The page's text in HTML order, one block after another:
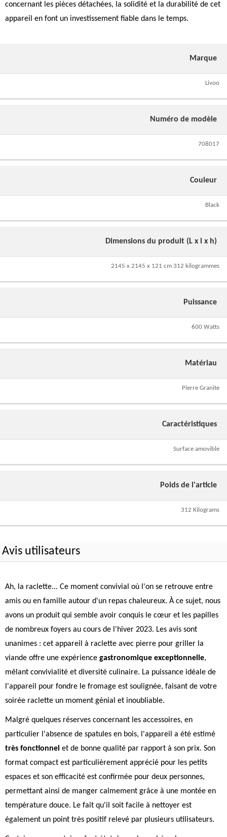
concernant les pièces détachées, la solidité et la durabilité de cet
appareil en font un investissement fiable dans le temps.
Marque
Livoo
Numéro de modèle
708017
Couleur
Black
Dimensions du produit (L x l x h)
2145 x 2145 x 121 cm 312 kilogrammes
Puissance
600 Watts
Matériau
Pierre Granite
Caractéristiques
Surface amovible
Poids de l'article
312 Kilograms
Avis utilisateurs
Ah, la raclette... Ce moment convivial où l'on se retrouve entre
amis ou en famille autour d'un repas chaleureux. À ce sujet, nous
avons un produit qui semble avoir conquis le cœur et les papilles
de nombreux foyers au cours de l'hiver 2023. Les avis sont
unanimes : cet appareil à raclette avec pierre pour griller la
viande offre une expérience gastronomique exceptionnelle,
mêlant convivialité et diversité culinaire. La puissance idéale de
l'appareil pour fondre le fromage est soulignée, faisant de votre
soirée raclette un moment génial et inoubliable.
Malgré quelques réserves concernant les accessoires, en
particulier l'absence de spatules en bois, l'appareil a été estimé
très fonctionnel et de bonne qualité par rapport à son prix. Son
format compact est particulièrement apprécié pour les petits
espaces et son efficacité est confirmée pour deux personnes,
permettant ainsi de manger calmement grâce à une montée en
température douce. Le fait qu'il soit facile à nettoyer est
également un point très positif relevé par plusieurs utilisateurs.